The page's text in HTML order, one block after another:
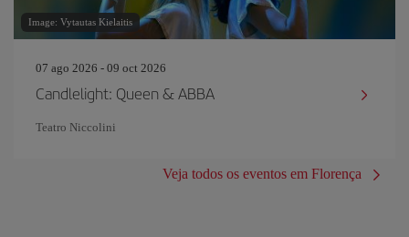
Image: Vytautas Kielaitis
07 ago 2026 - 09 oct 2026
Candlelight: Queen & ABBA
Teatro Niccolini
Veja todos os eventos em Florença